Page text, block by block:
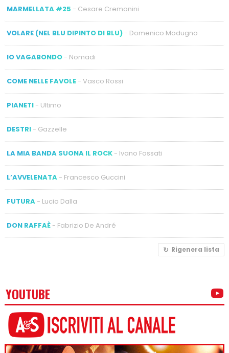
MARMELLATA #25 - Cesare Cremonini
VOLARE (NEL BLU DIPINTO DI BLU)- Domenico Modugno
IO VAGABONDO- Nomadi
COME NELLE FAVOLE- Vasco Rossi
PIANETI- Ultimo
DESTRI- Gazzelle
LA MIA BANDA SUONA IL ROCK- Ivano Fossati
L’AVVELENATA- Francesco Guccini
FUTURA- Lucio Dalla
DON RAFFAÈ- Fabrizio De André
Rigenera lista
YOUTUBE